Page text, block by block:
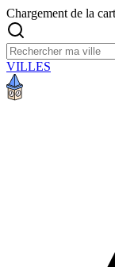
Chargement de la
VILLES